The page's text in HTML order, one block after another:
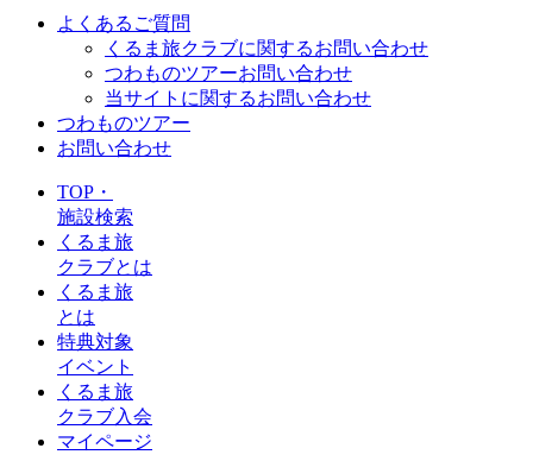
よくあるご質問
くるま旅クラブに関するお問い合わせ
つわものツアーお問い合わせ
当サイトに関するお問い合わせ
つわものツアー
お問い合わせ
TOP・
施設検索
くるま旅
クラブとは
くるま旅
とは
特典対象
イベント
くるま旅
クラブ入会
マイページ